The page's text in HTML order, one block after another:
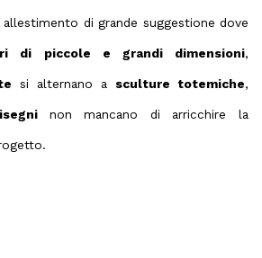
di grande suggestione dove
di piccole e grandi dimensioni,
si alternano a sculture totemiche,
non mancano di arricchire la